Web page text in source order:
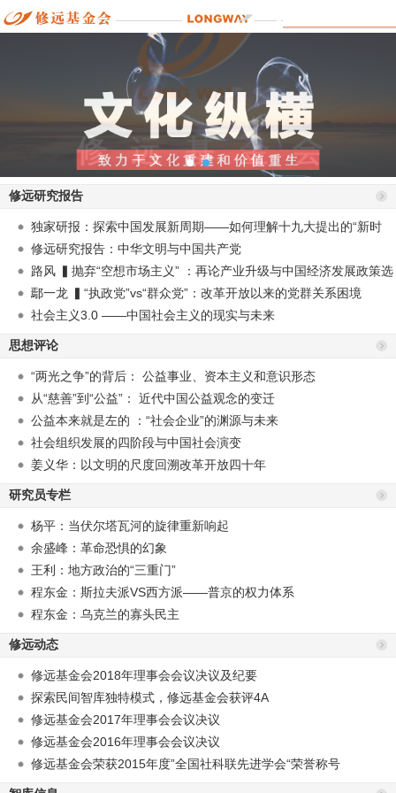
修远研究报告
独家研报：探索中国发展新周期——如何理解十九大提出的“新时
代”？
修远研究报告：中华文明与中国共产党
路风 ▍抛弃“空想市场主义” ：再论产业升级与中国经济发展政策选
择
鄢一龙 ▍“执政党”vs“群众党”：改革开放以来的党群关系困境
社会主义3.0 ——中国社会主义的现实与未来
思想评论
“两光之争”的背后： 公益事业、资本主义和意识形态
从“慈善”到“公益”： 近代中国公益观念的变迁
公益本来就是左的 ：“社会企业”的渊源与未来
社会组织发展的四阶段与中国社会演变
姜义华：以文明的尺度回溯改革开放四十年
研究员专栏
杨平：当伏尔塔瓦河的旋律重新响起
余盛峰：革命恐惧的幻象
王利：地方政治的“三重门”
程东金：斯拉夫派VS西方派——普京的权力体系
程东金：乌克兰的寡头民主
修远动态
修远基金会2018年理事会会议决议及纪要
探索民间智库独特模式，修远基金会获评4A
修远基金会2017年理事会会议决议
修远基金会2016年理事会会议决议
修远基金会荣获2015年度”全国社科联先进学会“荣誉称号